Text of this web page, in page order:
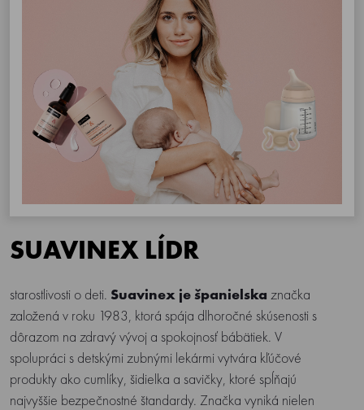
SUAVINEX LÍDR
starostlivosti o deti. Suavinex je španielska značka
založená v roku 1983, ktorá spája dlhoročné skúsenosti s
dôrazom na zdravý vývoj a spokojnosť bábätiek. V
spolupráci s detskými zubnými lekármi vytvára kľúčové
produkty ako cumlíky, šidielka a savičky, ktoré spĺňajú
najvyššie bezpečnostné štandardy. Značka vyniká nielen